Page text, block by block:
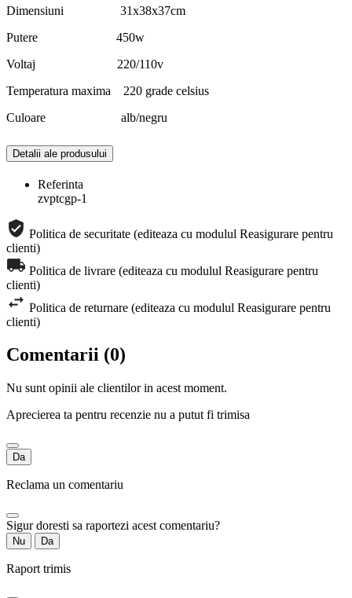
Dimensiuni 31x38x37cm
Putere 450w
Voltaj 220/110v
Temperatura maxima 220 grade celsius
Culoare alb/negru
Detalii ale produsului
Referinta
zvptcgp-1
Politica de securitate (editeaza cu modulul Reasigurare pentru
clienti)
Politica de livrare (editeaza cu modulul Reasigurare pentru
clienti)
Politica de returnare (editeaza cu modulul Reasigurare pentru
clienti)
Comentarii (0)
Nu sunt opinii ale clientilor in acest moment.
Aprecierea ta pentru recenzie nu a putut fi trimisa
Da
Reclama un comentariu
Sigur doresti sa raportezi acest comentariu?
Nu Da
Raport trimis